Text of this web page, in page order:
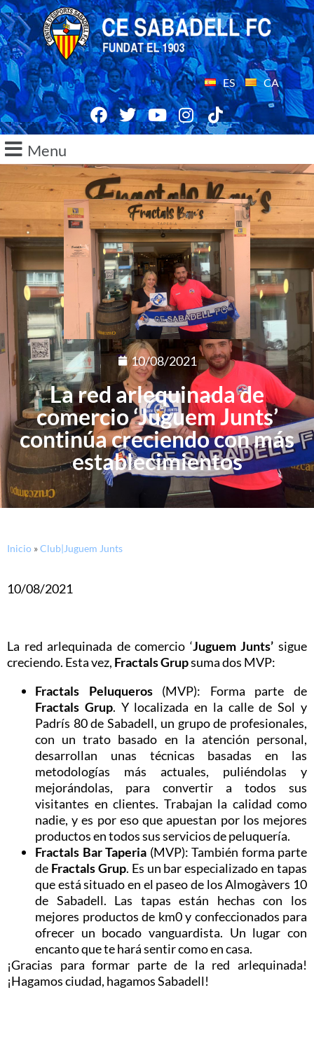
ES CA
Menu
10/08/2021
La red arlequinada de
comercio ‘Juguem Junts’
continúa creciendo con más
establecimientos
Inicio »Club|Juguem Junts
10/08/2021
La red arlequinada de comercio ‘Juguem Junts’ sigue
creciendo. Esta vez, Fractals Grupsuma dos MVP:
Fractals Peluqueros(MVP): Forma parte de
Fractals Grup. Y localizada en la calle de Sol y
Padrís 80 de Sabadell, un grupo de profesionales,
con un trato basado en la atención personal,
desarrollan unas técnicas basadas en las
metodologías más actuales, puliéndolas y
mejorándolas, para convertir a todos sus
visitantes en clientes. Trabajan la calidad como
nadie, y es por eso que apuestan por los mejores
productos en todos sus servicios de peluquería.
Fractals Bar Taperia (MVP): También forma parte
de Fractals Grup. Es un bar especializado en tapas
que está situado en el paseo de los Almogàvers 10
de Sabadell. Las tapas están hechas con los
mejores productos de km0 y confeccionados para
ofrecer un bocado vanguardista. Un lugar con
encanto que te hará sentir como en casa.
¡Gracias para formar parte de la red arlequinada!
¡Hagamos ciudad, hagamos Sabadell!